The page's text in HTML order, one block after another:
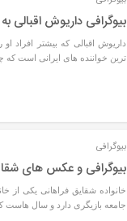
بیوگرافی داریوش
داریوش اقبالی که بیشتر افراد
ترین خواننده های ایرانی است که
بیوگرافی
بیوگرافی و عکس های
خانواده شقایق فراهانی یکی از
جامعه بازیگری دارد و سال هاست